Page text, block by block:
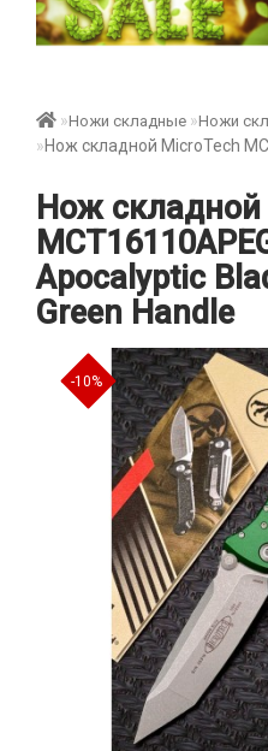
Ножи складные Ножи
Нож складной MicroTech
Нож
Apocalyptic
Green Handle
-10%